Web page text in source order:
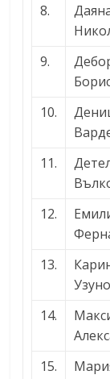
8.
9.
10.
11.
12.
13.
14.
15.